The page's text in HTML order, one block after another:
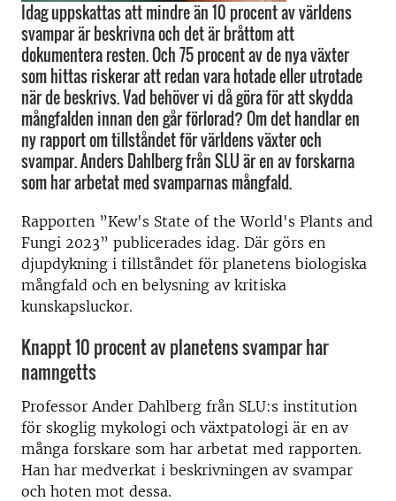
Idag uppskattas att mindre än 10 procent av världens
svampar är beskrivna och det är bråttom att
dokumentera resten. Och 75 procent av de nya växter
som hittas riskerar att redan vara hotade eller utrotade
när de beskrivs. Vad behöver vi då göra för att skydda
mångfalden innan den går förlorad? Om det handlar en
ny rapport om tillståndet för världens växter och
svampar. Anders Dahlberg från SLU är en av forskarna
som har arbetat med svamparnas mångfald.
Rapporten ”Kew's State of the World's Plants and
Fungi 2023” publicerades idag. Där görs en
djupdykning i tillståndet för planetens biologiska
mångfald och en belysning av kritiska
kunskapsluckor.
Knappt 10 procent av planetens svampar har
namngetts
Professor Ander Dahlberg från SLU:s institution
för skoglig mykologi och växtpatologi är en av
många forskare som har arbetat med rapporten.
Han har medverkat i beskrivningen av svampar
och hoten mot dessa.